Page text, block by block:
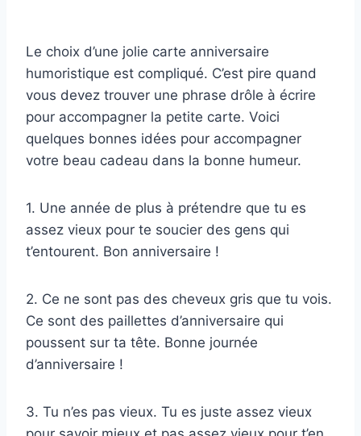
Le choix d’une jolie carte anniversaire
humoristique est compliqué. C’est pire quand
vous devez trouver une phrase drôle à écrire
pour accompagner la petite carte. Voici
quelques bonnes idées pour accompagner
votre beau cadeau dans la bonne humeur.
1. Une année de plus à prétendre que tu es
assez vieux pour te soucier des gens qui
t’entourent. Bon anniversaire !
2. Ce ne sont pas des cheveux gris que tu vois.
Ce sont des paillettes d’anniversaire qui
poussent sur ta tête. Bonne journée
d’anniversaire !
3. Tu n’es pas vieux. Tu es juste assez vieux